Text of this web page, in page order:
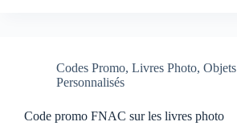
Codes Promo, Livres Photo, Objets
Personnalisés
Code promo FNAC sur les livres photo